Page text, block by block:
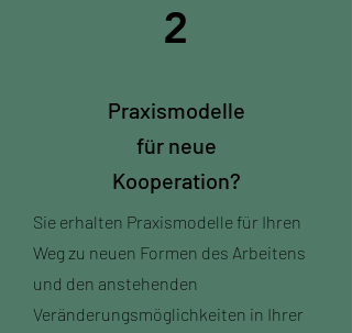
2
Praxismodelle
für neue
Kooperation?
Sie erhalten Praxismodelle für Ihren
Weg zu neuen Formen des Arbeitens
und den anstehenden
Veränderungsmöglichkeiten in Ihrer